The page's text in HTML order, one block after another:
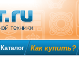
Каталог Как купить?